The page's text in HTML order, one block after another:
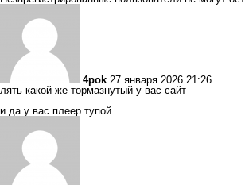
4pok 27 января 2026 21:26
лять какой же тормазнутый у вас сайт
и да у вас плеер тупой